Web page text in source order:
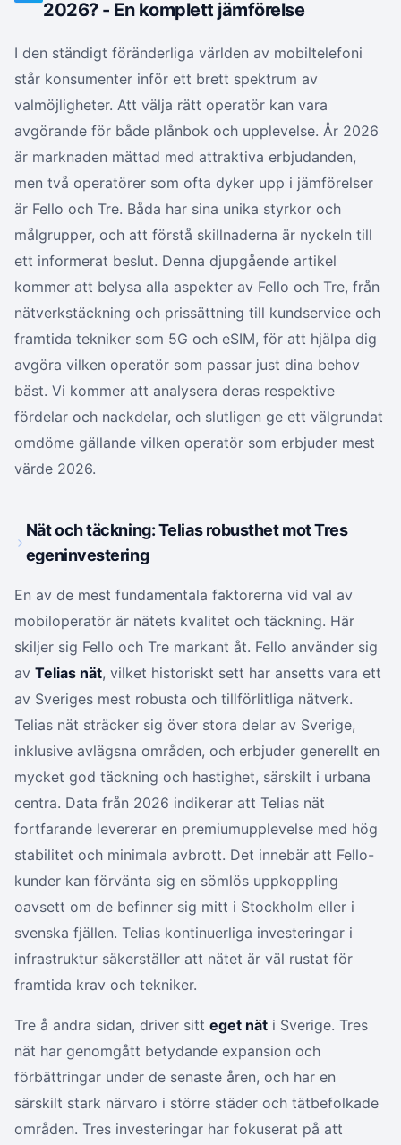
2026? - En komplett jämförelse
I den ständigt föränderliga världen av mobiltelefoni
står konsumenter inför ett brett spektrum av
valmöjligheter. Att välja rätt operatör kan vara
avgörande för både plånbok och upplevelse. År 2026
är marknaden mättad med attraktiva erbjudanden,
men två operatörer som ofta dyker upp i jämförelser
är Fello och Tre. Båda har sina unika styrkor och
målgrupper, och att förstå skillnaderna är nyckeln till
ett informerat beslut. Denna djupgående artikel
kommer att belysa alla aspekter av Fello och Tre, från
nätverkstäckning och prissättning till kundservice och
framtida tekniker som 5G och eSIM, för att hjälpa dig
avgöra vilken operatör som passar just dina behov
bäst. Vi kommer att analysera deras respektive
fördelar och nackdelar, och slutligen ge ett välgrundat
omdöme gällande vilken operatör som erbjuder mest
värde 2026.
Nät och täckning: Telias robusthet mot Tres
egeninvestering
En av de mest fundamentala faktorerna vid val av
mobiloperatör är nätets kvalitet och täckning. Här
skiljer sig Fello och Tre markant åt. Fello använder sig
av Telias nät, vilket historiskt sett har ansetts vara ett
av Sveriges mest robusta och tillförlitliga nätverk.
Telias nät sträcker sig över stora delar av Sverige,
inklusive avlägsna områden, och erbjuder generellt en
mycket god täckning och hastighet, särskilt i urbana
centra. Data från 2026 indikerar att Telias nät
fortfarande levererar en premiumupplevelse med hög
stabilitet och minimala avbrott. Det innebär att Fello-
kunder kan förvänta sig en sömlös uppkoppling
oavsett om de befinner sig mitt i Stockholm eller i
svenska fjällen. Telias kontinuerliga investeringar i
infrastruktur säkerställer att nätet är väl rustat för
framtida krav och tekniker.
Tre å andra sidan, driver sitt eget nät i Sverige. Tres
nät har genomgått betydande expansion och
förbättringar under de senaste åren, och har en
särskilt stark närvaro i större städer och tätbefolkade
områden. Tres investeringar har fokuserat på att